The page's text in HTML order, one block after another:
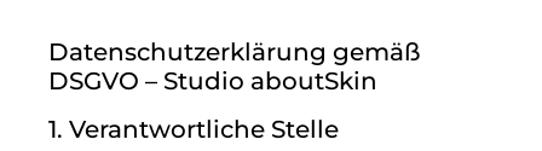
Datenschutzerklärung gemäß
DSGVO – Studio aboutSkin
1. Verantwortliche Stelle